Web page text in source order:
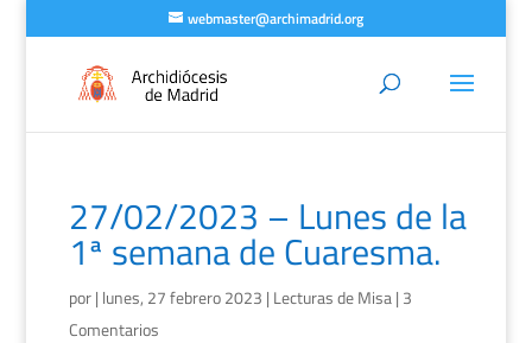
webmaster@archimadrid.org
27/02/2023 – Lunes de la
1ª semana de Cuaresma.
por| lunes, 27 febrero 2023 | Lecturas de Misa| 3
Comentarios